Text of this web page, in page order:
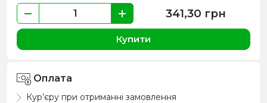
341,30 грн
Купити
Оплата
Кур’єру при отриманні замовлення